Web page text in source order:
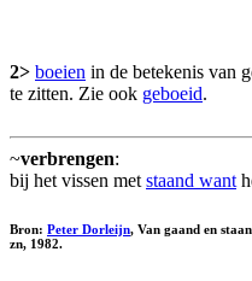
2> boeien in de betekenis van
te zitten. Zie ook geboeid.
~verbrengen:
bij het vissen met staand want
Bron: Peter Dorleijn, Van gaand en
zn, 1982.